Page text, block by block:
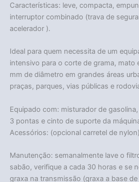
Características: leve, compacta,
interruptor combinado (trava de
acelerador ).
Ideal para quem necessita de um
intensivo para o corte de grama, mato
mm de diâmetro em grandes áreas
praças, parques, vias públicas e
Equipado com: misturador de
3 pontas e cinto de suporte da
Acessórios: (opcional carretel de nylon)
Manutenção: semanalmente lave o
sabão, verifique a cada 30 horas e se
graxa na transmissão (graxa a base